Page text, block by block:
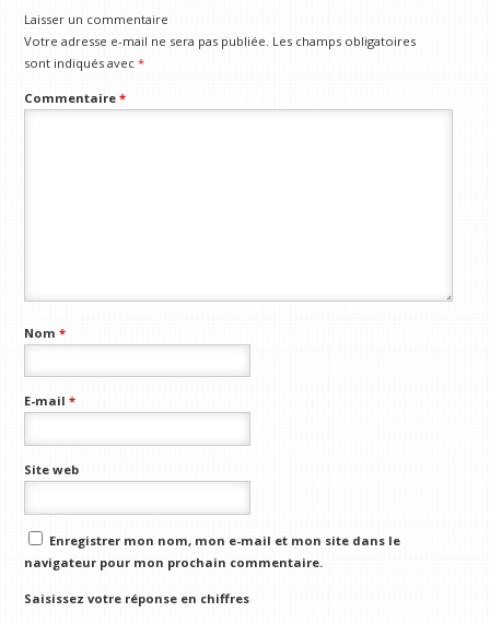
Laisser un commentaire
Votre adresse e-mail ne sera pas publiée. Les champs obligatoires
sont indiqués avec*
Commentaire*
Nom*
E-mail*
Site web
Enregistrer mon nom, mon e-mail et mon site dans le
navigateur pour mon prochain commentaire.
Saisissez votre réponse en chiffres